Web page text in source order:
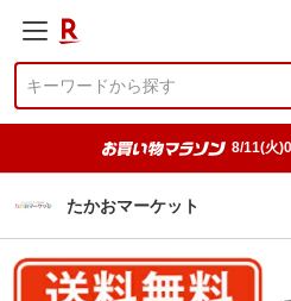
8/11(火
たかおマーケット